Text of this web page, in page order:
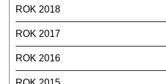
ROK 2018
ROK 2017
ROK 2016